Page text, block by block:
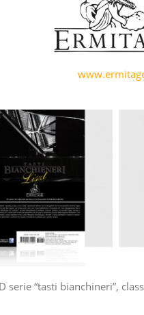
serie “tasti bianchineri”,